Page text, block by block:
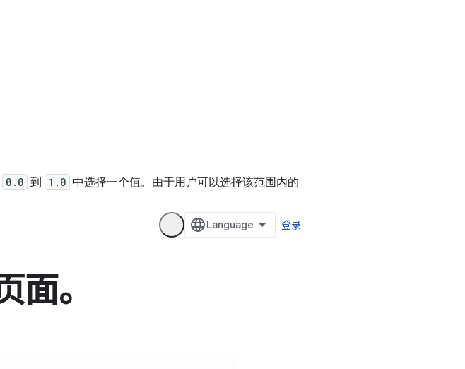
0.0 到 1.0 中选择一个值。由于用户可以选择该范围内的